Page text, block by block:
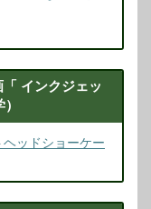
インクジェッ
ッドショーケー